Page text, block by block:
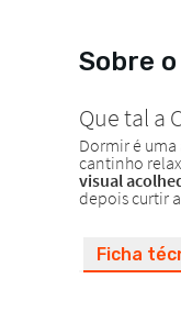
Sobre
Ficha